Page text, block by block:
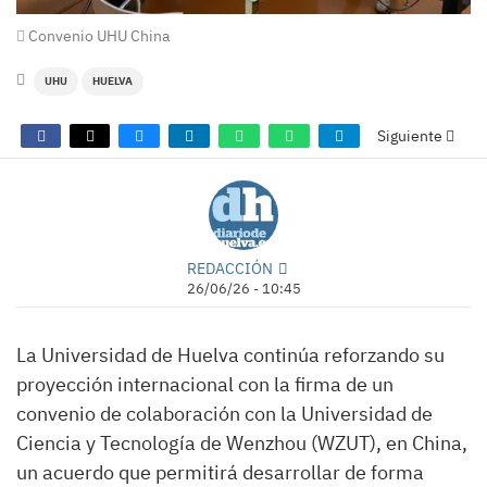
Convenio UHU China
UHU HUELVA
Siguiente
REDACCIÓN
26/06/26 - 10:45
La Universidad de Huelva continúa reforzando su
proyección internacional con la firma de un
convenio de colaboración con la Universidad de
Ciencia y Tecnología de Wenzhou (WZUT), en China,
un acuerdo que permitirá desarrollar de forma